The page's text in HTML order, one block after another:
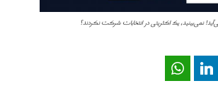
نمی‌بینید، یک اکثریتی در انتخابات شرکت نکردند؟
Pinterest
LinkedIn